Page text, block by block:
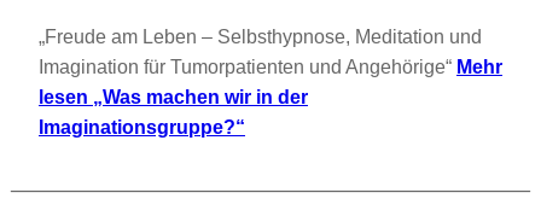
„Freude am Leben – Selbsthypnose, Meditation und
Imagination für Tumorpatienten und Angehörige“ Mehr
lesen „Was machen wir in der
Imaginationsgruppe?“